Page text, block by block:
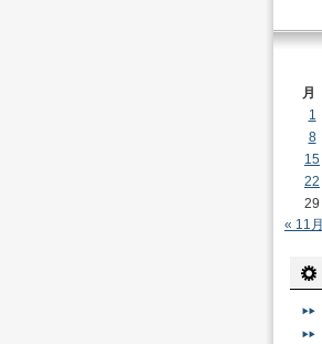
月
1
8
15
22
29
« 11月